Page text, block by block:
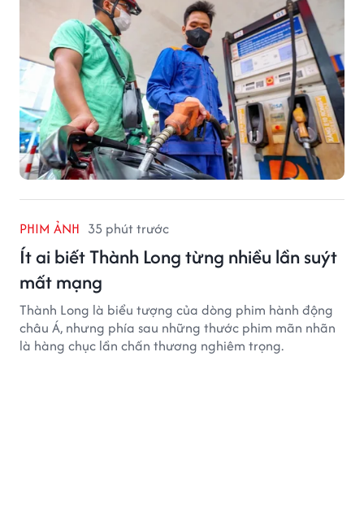
PHIM ẢNH 35 phút trước
Ít ai biết Thành Long từng nhiều lần suýt
mất mạng
Thành Long là biểu tượng của dòng phim hành động
châu Á, nhưng phía sau những thước phim mãn nhãn
là hàng chục lần chấn thương nghiêm trọng.